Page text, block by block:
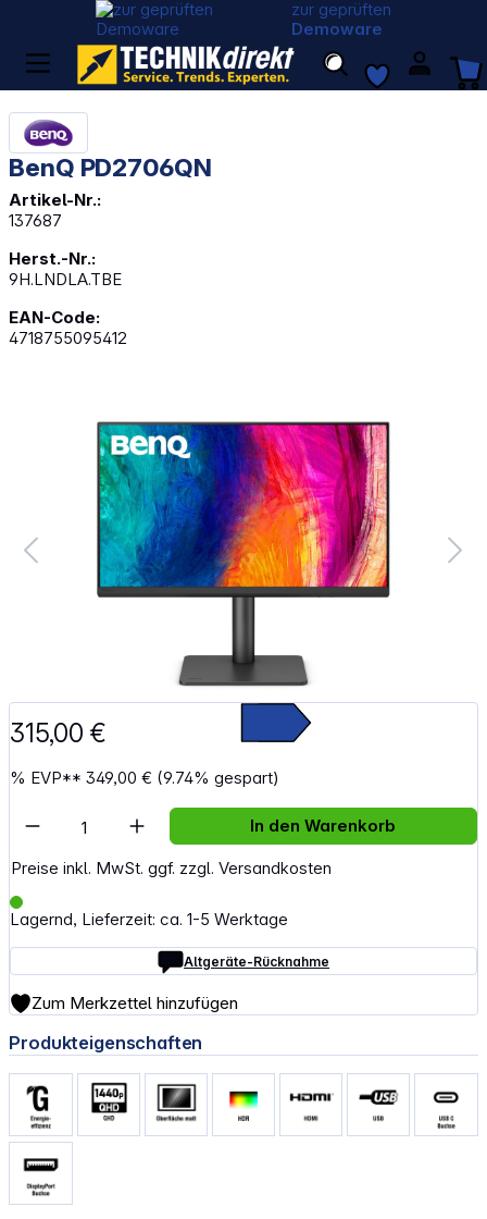
zur geprüften
Demoware
BenQ PD2706QN
Artikel-Nr.:
137687
Herst.-Nr.:
9H.LNDLA.TBE
EAN-Code:
4718755095412
Bildergalerie überspringen
315,00 €
% EVP**349,00 € (9.74% gespart)
Preise inkl. MwSt. ggf. zzgl. Versandkosten
Lagernd, Lieferzeit: ca. 1-5 Werktage
Altgeräte-Rücknahme
Artikel Anzahl: Gib den gewünschten
In den Warenkorb
Zum Merkzettel hinzufügen
Produkteigenschaften